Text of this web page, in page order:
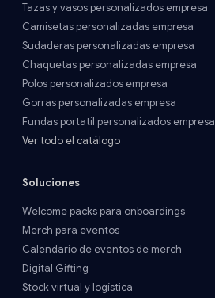
Tazas y vasos personalizados empresa
Camisetas personalizadas empresa
Sudaderas personalizadas empresa
Chaquetas personalizadas empresa
Polos personalizados empresa
Gorras personalizadas empresa
Fundas portatil personalizados empresa
Ver todo el catálogo
Soluciones
Welcome packs para onboardings
Merch para eventos
Calendario de eventos de merch
Digital Gifting
Stock virtual y logística